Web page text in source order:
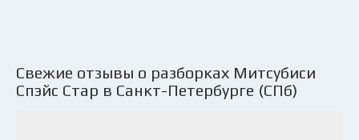
Свежие отзывы о разборках Митсубиси
Спэйс Стар в Санкт-Петербурге (СПб)